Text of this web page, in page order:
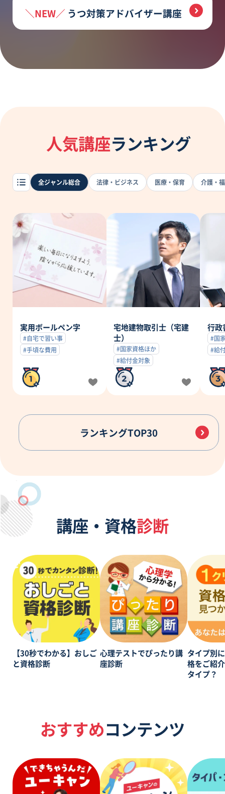
うつ対策アドバイザー講座
人気講座ランキング
全ジャンル総合 法律・ビジネス 医療・保育 介護・
実用ボールペン字
#自宅で習い事
#手頃な費用
宅地建物取引士（宅建
士）
#国家資格ほか
#給付金対象
行政
#国
#給
ランキングTOP30
講座・資格診断
【30秒でわかる】おしご
と資格診断
心理テストでぴったり講
座診断
タイプ別
格をご紹
タイプ？
おすすめコンテンツ